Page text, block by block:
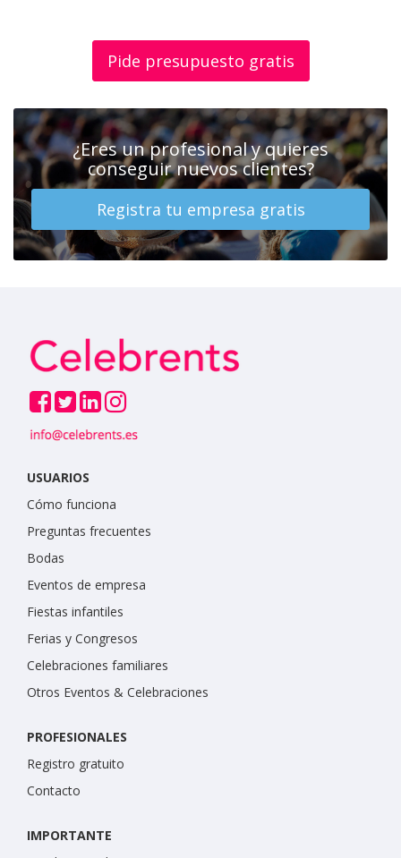
Pide presupuesto gratis
¿Eres un profesional y quieres
conseguir nuevos clientes?
Registra tu empresa gratis
USUARIOS
Cómo funciona
Preguntas frecuentes
Bodas
Eventos de empresa
Fiestas infantiles
Ferias y Congresos
Celebraciones familiares
Otros Eventos & Celebraciones
PROFESIONALES
Registro gratuito
Contacto
IMPORTANTE